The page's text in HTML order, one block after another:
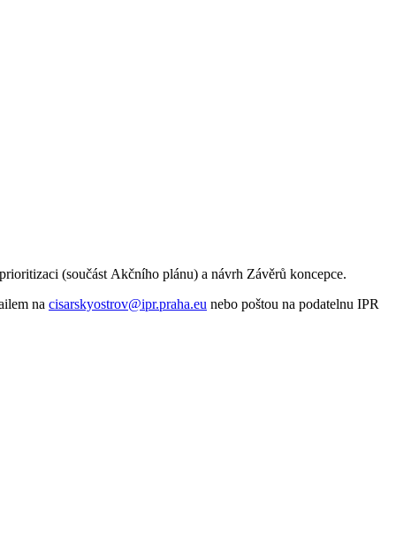
(součást Akčního plánu) a návrh Závěrů koncepce.
na cisarskyostrov@ipr.praha.eu nebo poštou na podatelnu IPR